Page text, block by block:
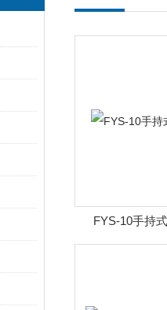
FYS-10手持